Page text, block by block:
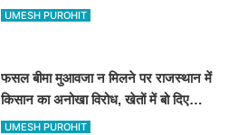
अवकाश, देखें
UMESH PUROHIT
फसल बीमा मुआवजा न मिलने पर राजस्थान में
किसान का अनोखा विरोध, खेतों में बो दिए
500-500 रुपए के नोट, वीडियो वायरल
UMESH PUROHIT